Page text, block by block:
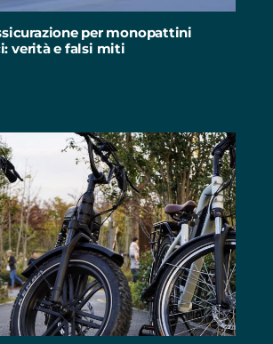
per monopattini
verità e falsi miti